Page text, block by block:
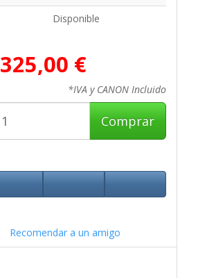
Disponible
325,00 €
*IVA y CANON Incluido
Comprar
Recomendar a un amigo